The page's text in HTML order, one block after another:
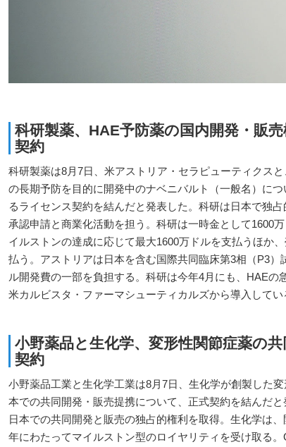
科研製薬、HAE予防薬の国内開発・販
契約
科研製薬は8月7日、米アストリア・セラピューティクス
の長期予防を目的に開発中のナベニバルト（一般名）に
るライセンス契約を結んだと発表した。科研は日本で独占
承認申請と商業化活動を担う。科研は一時金として1600
イルストンの達成に応じて最大1600万ドルを支払うほか
払う。アストリアは日本を含む国際共同臨床第3相（P3
ル開発費の一部を負担する。科研は今年4月にも、HAEの
米カルビスタ・ファーマシューティカルズから導入してい
小野薬品と生化学、変形性関節症薬の
契約
小野薬品工業と生化学工業は8月7日、生化学が創製した
本での共同開発・販売提携について、正式契約を結んだ
日本での共同開発と販売の独占的権利を取得。生化学は
年にわたってマイルストン型のロイヤリティを受け取る